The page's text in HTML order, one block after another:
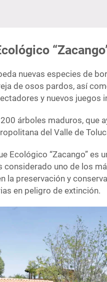
nuevas especies de
de osos pardos, así
y nuevos juegos
árboles maduros, que
del Valle de
Ecológico “Zacango” es
considerado uno de los
la preservación y
en peligro de extinción.